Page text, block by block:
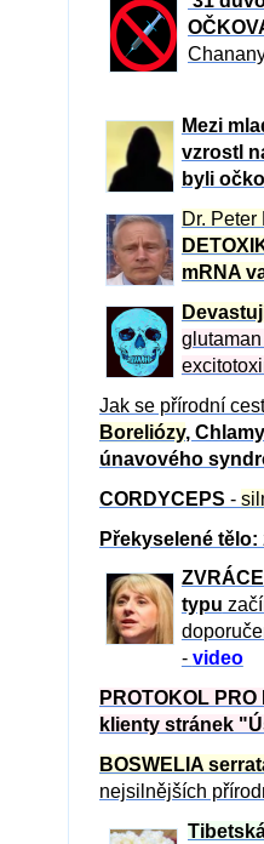
Mezi
vzrostl
byli
Dr. Peter
mRNA
Jak se přírodní
Boreliózy,
únavového
CORDYCEPS -
Překyselené tělo:
ZVRÁCE
typu
- video
PROTOKOL
klienty stránek
BOSWELIA
nejsilnějších